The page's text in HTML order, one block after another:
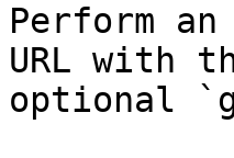
Perform
URL with
optional